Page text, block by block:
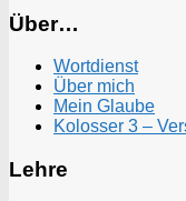
Über…
Wortdienst
Über mich
Mein Glaube
Kolosser 3 –
Lehre